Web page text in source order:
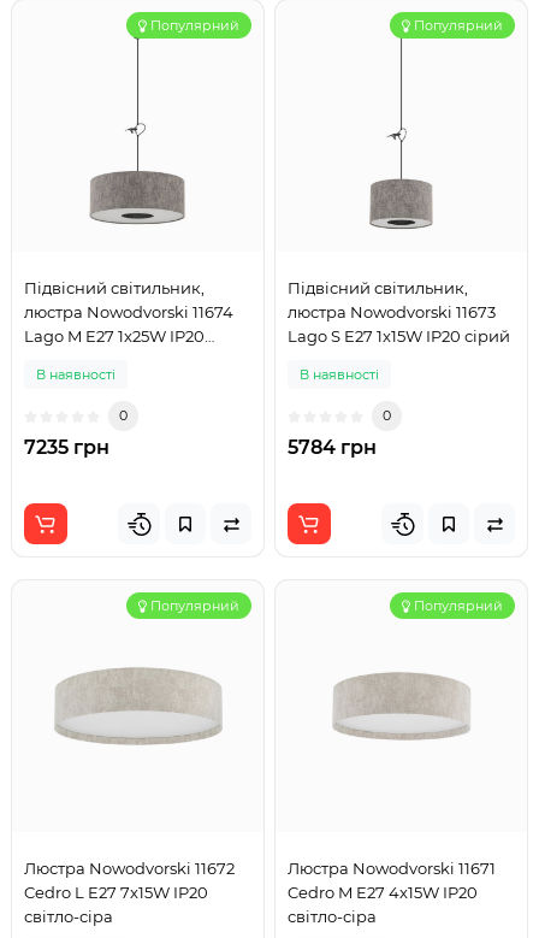
Популярний
Підвісний світильник,
люстра Nowodvorski 11674
Lago M E27 1x25W IP20
В наявності
0
7235 грн
Популярний
Підвісний світильник,
люстра Nowodvorski 11673
Lago S E27 1x15W IP20 сірий
В наявності
0
5784 грн
Популярний
Люстра Nowodvorski 11672
Cedro L E27 7x15W IP20
світло-сіра
Популярний
Люстра Nowodvorski 11671
Cedro M E27 4x15W IP20
світло-сіра